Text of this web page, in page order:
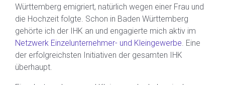
Württemberg emigriert, natürlich wegen einer Frau und
die Hochzeit folgte. Schon in Baden Württemberg
gehörte ich der IHK an und engagierte mich aktiv im
Netzwerk Einzelunternehmer- und Kleingewerbe. Eine
der erfolgreichsten Initiativen der gesamten IHK
überhaupt.